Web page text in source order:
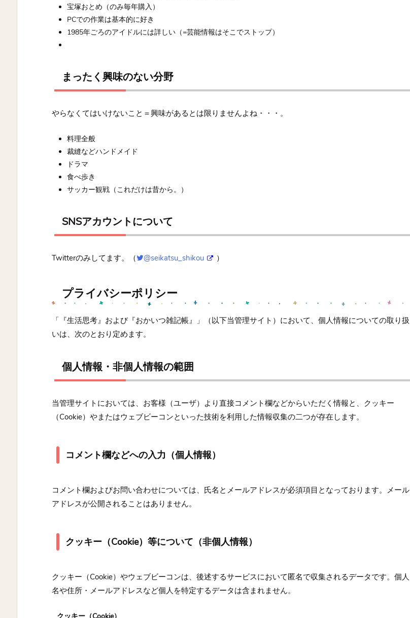
宝塚おとめ（のみ毎年購入）
PCでの作業は基本的に好き
1985年ごろのアイドルには詳しい（=芸能情報はそこでストップ）
まったく興味のない分野
やらなくてはいけないこと＝興味があるとは限りませんよね・・・。
料理全般
裁縫などハンドメイド
ドラマ
食べ歩き
サッカー観戦（これだけは昔から。）
SNSアカウントについて
Twitterのみしてます。（ @seikatsu_shikou ）
プライバシーポリシー
「『生活思考』および『おかいつ雑記帳』」（以下当管理サイト）において、個人情報についての取り扱
いは、次のとおり定めます。
個人情報・非個人情報の範囲
当管理サイトにおいては、お客様（ユーザ）より直接コメント欄などからいただく情報と、クッキー
（Cookie）やまたはウェブビーコンといった技術を利用した情報収集の二つが存在します。
コメント欄などへの入力（個人情報）
コメント欄およびお問い合わせについては、氏名とメールアドレスが必須項目となっております。メール
アドレスが公開されることはありません。
クッキー（Cookie）等について（非個人情報）
クッキー（Cookie）やウェブビーコンは、後述するサービスにおいて匿名で収集されるデータです。個人
名や住所・メールアドレスなど個人を特定するデータは含まれません。